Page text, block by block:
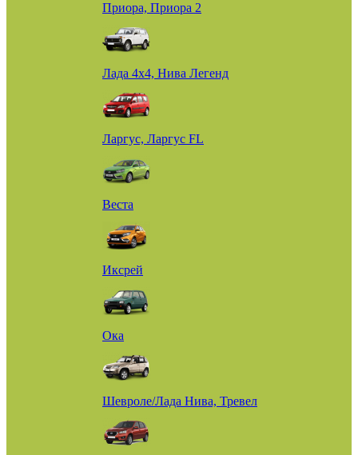
Приора, Приора 2
Лада 4х4, Нива Легенд
Ларгус, Ларгус FL
Веста
Иксрей
Ока
Шевроле/Лада Нива, Тревел